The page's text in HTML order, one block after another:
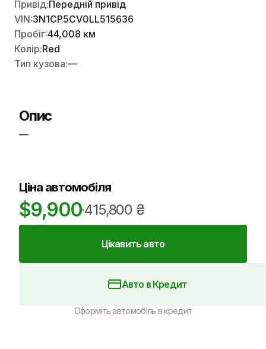
Привід:Передній привід
VIN:3N1CP5CV0LL515636
Пробіг:44,008 км
Колір:Red
Тип кузова:—
Опис
—
Ціна автомобіля
$9,900415,800 ₴
Цікавить авто
Авто в Кредит
Оформіть автомобіль в кредит